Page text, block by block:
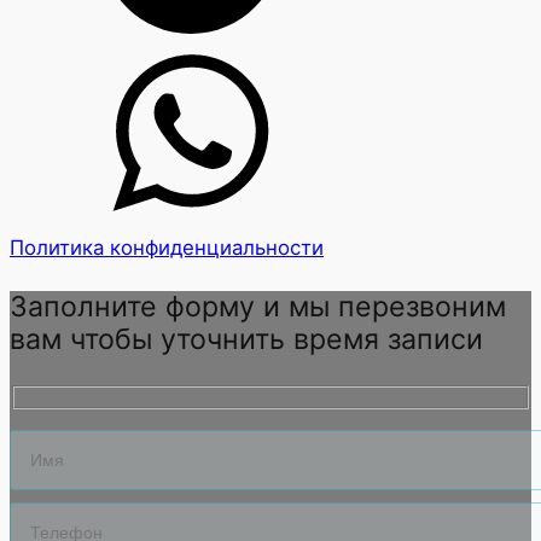
Политика конфиденциальности
Заполните форму и мы перезвоним
вам чтобы уточнить время записи